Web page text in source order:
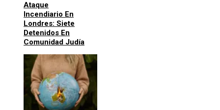
Ataque
Incendiario En
Londres: Siete
Detenidos En
Comunidad Judía